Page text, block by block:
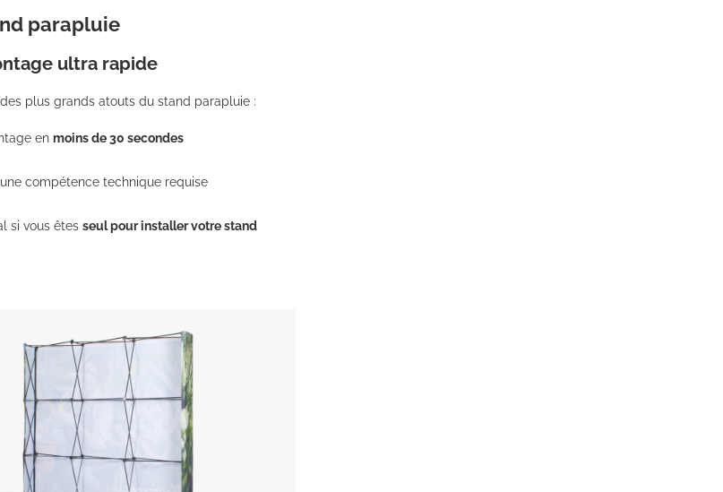
parapluie
ultra rapide
des plus grands atouts du stand parapluie :
en moins de 30 secondes
compétence technique requise
si vous êtes seul pour installer votre stand